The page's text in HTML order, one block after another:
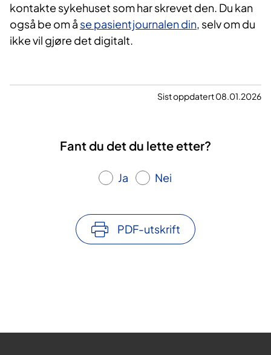
kontakte sykehuset som har skrevet den. Du kan
også be om å se pasientjournalen din, selv om du
ikke vil gjøre det digitalt.
Sist oppdatert 08.01.2026
Fant du det du lette etter?
Ja Nei
PDF-utskrift